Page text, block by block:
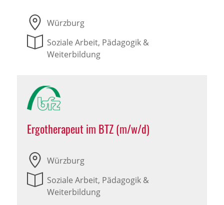
Würzburg
Soziale Arbeit, Pädagogik &
Weiterbildung
Ergotherapeut im BTZ (m/w/d)
Würzburg
Soziale Arbeit, Pädagogik &
Weiterbildung